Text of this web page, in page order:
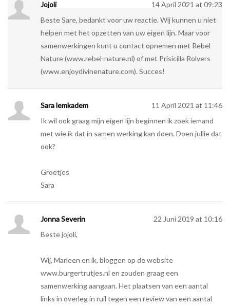
Jojoli
14 April 2021 at 09:23
Beste Sare, bedankt voor uw reactie. Wij kunnen u niet
helpen met het opzetten van uw eigen lijn. Maar voor
samenwerkingen kunt u contact opnemen met Rebel
Nature (www.rebel-nature.nl) of met Prisicilla Rolvers
(www.enjoydivinenature.com). Succes!
Sara lemkadem
11 April 2021 at 11:46
Ik wil ook graag mijn eigen lijn beginnen ik zoek iemand
met wie ik dat in samen werking kan doen. Doen jullie dat
ook?
Groetjes
Sara
Jonna Severin
22 Juni 2019 at 10:16
Beste jojoli,
Wij, Marleen en ik, bloggen op de website
www.burgertrutjes.nl en zouden graag een
samenwerking aangaan. Het plaatsen van een aantal
links in overleg in ruil tegen een review van een aantal